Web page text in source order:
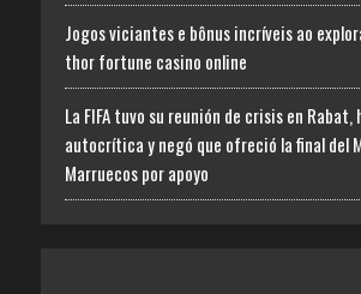
Jogos viciantes e bônus incríveis ao
thor fortune casino online
La FIFA tuvo su reunión de crisis en Rabat,
autocrítica y negó que ofreció la final del
Marruecos por apoyo